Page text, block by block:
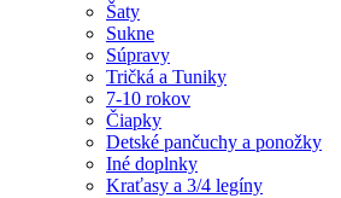
Šaty
Sukne
Súpravy
Tričká a Tuniky
7-10 rokov
Čiapky
Detské pančuchy a ponožky
Iné doplnky
Kraťasy a 3/4 legíny